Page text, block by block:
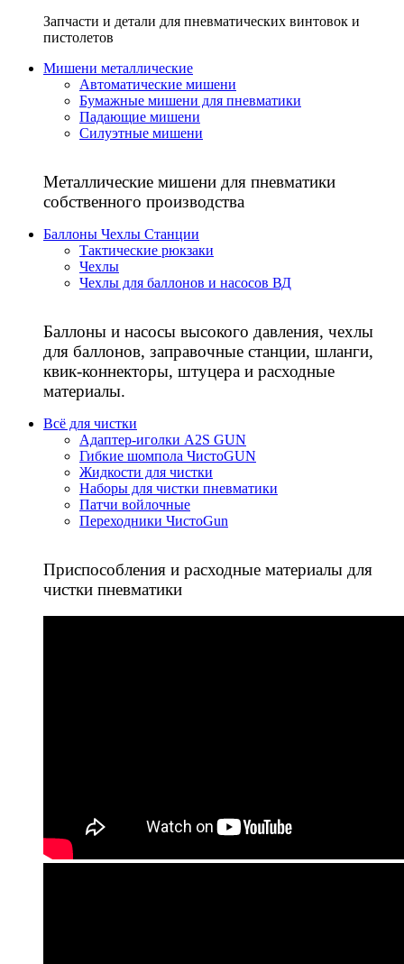
Запчасти и детали для пневматических винтовок и
пистолетов
Мишени металлические
Автоматические мишени
Бумажные мишени для пневматики
Падающие мишени
Силуэтные мишени
Металлические мишени для пневматики
собственного производства
Баллоны Чехлы Станции
Тактические рюкзаки
Чехлы
Чехлы для баллонов и насосов ВД
Баллоны и насосы высокого давления, чехлы
для баллонов, заправочные станции, шланги,
квик-коннекторы, штуцера и расходные
материалы.
Всё для чистки
Адаптер-иголки A2S GUN
Гибкие шомпола ЧистоGUN
Жидкости для чистки
Наборы для чистки пневматики
Патчи войлочные
Переходники ЧистоGun
Приспособления и расходные материалы для
чистки пневматики